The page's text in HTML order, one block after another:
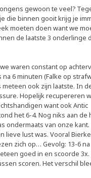
gewoon te veel?
die binnen gooit krijg je
moeten doen want we
de laatste 3 onderlinge
waren constant op
6 minuten (Falke op
ook zijn laatste. In
Hopelijk recupereren
want ook Antic
het 6-4. Nog niks aan de
ondermaats van onze kant.
lieve lust was. Vooral
zich op… Gevolg: 13-6 na
goed in en scoorde 3x.
scoren. Het verschil